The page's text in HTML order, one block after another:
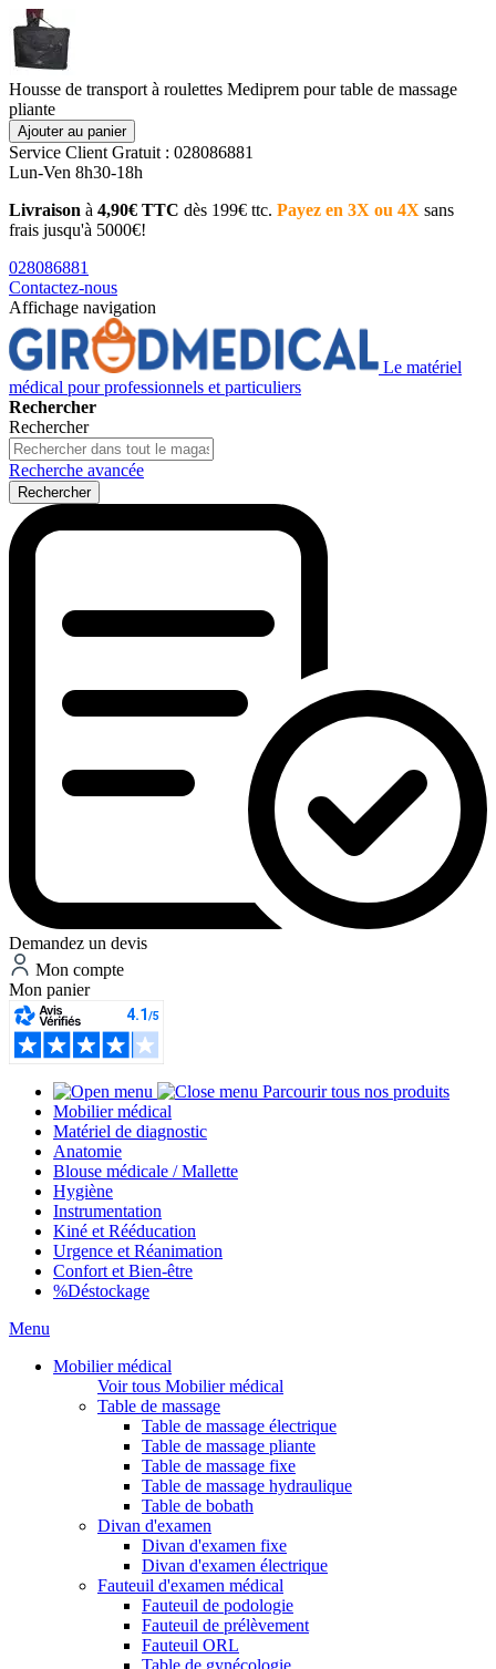
Housse de transport à roulettes Mediprem pour table de massage
pliante
Ajouter au panier
Service Client Gratuit : 028086881
Lun-Ven 8h30-18h
Livraison à 4,90€ TTC dès 199€ ttc. Payez en 3X ou 4X sans
frais jusqu'à 5000€!
028086881
Contactez-nous
Affichage navigation
Le matériel
médical pour professionnels et particuliers
Rechercher
Rechercher
Recherche avancée
Rechercher
Demandez un devis
Mon compte
Mon panier
Parcourir tous nos produits
Mobilier médical
Matériel de diagnostic
Anatomie
Blouse médicale / Mallette
Hygiène
Instrumentation
Kiné et Rééducation
Urgence et Réanimation
Confort et Bien-être
%Déstockage
Menu
Mobilier médical
Voir tous Mobilier médical
Table de massage
Table de massage électrique
Table de massage pliante
Table de massage fixe
Table de massage hydraulique
Table de bobath
Divan d'examen
Divan d'examen fixe
Divan d'examen électrique
Fauteuil d'examen médical
Fauteuil de podologie
Fauteuil de prélèvement
Fauteuil ORL
Table de gynécologie